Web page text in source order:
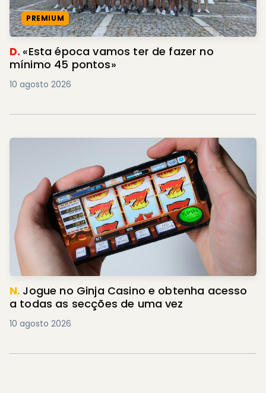
PREMIUM
D. «Esta época vamos ter de fazer no
mínimo 45 pontos»
10 agosto 2026
N. Jogue no Ginja Casino e obtenha acesso
a todas as secções de uma vez
10 agosto 2026